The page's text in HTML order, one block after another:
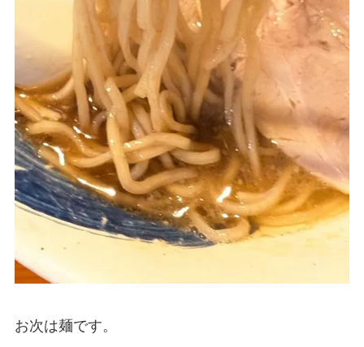
お次は麺です。